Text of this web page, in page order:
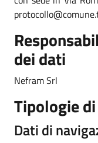
dei dati
Nefram Srl
Tipologie
Dati di